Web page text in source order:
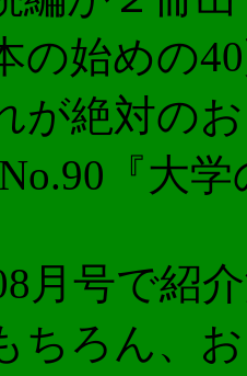
の始めの
が絶対の
『大
月号で紹
ちろん、